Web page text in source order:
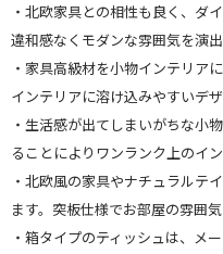
・北欧家具との相性も良く、ダ
違和感なくモダンな雰囲気を演出
・家具高級材を小物インテリア
インテリアに溶け込みやすいデザ
・生活感が出てしまいがちな小
ることによりワンランク上のイ
・北欧風の家具やナチュラルテ
ます。突板仕様でお部屋の雰囲気
・箱タイプのティッシュは、メ